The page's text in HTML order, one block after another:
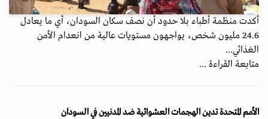
أكدت منظمة أطباء بلا حدود أن نصف سكان السودان، أي ما يعادل
24.6 مليون شخص، يواجهون مستويات عالية من انعدام الأمن
الغذائي...
متابعة القراءة ...
الأمم المتحدة تدين الهجمات العشوائية ضد المدنيين في السودان